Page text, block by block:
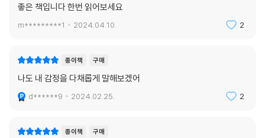
운 답변이 되어 줄 것이다.
좋은 책입니다 한번 읽어보세요
m*********1 2024.04.10. 2
종이책 구매
나도 내 감정을 다채롭게 말해보겠어
d******9 2024.02.25. 2
종이책 구매